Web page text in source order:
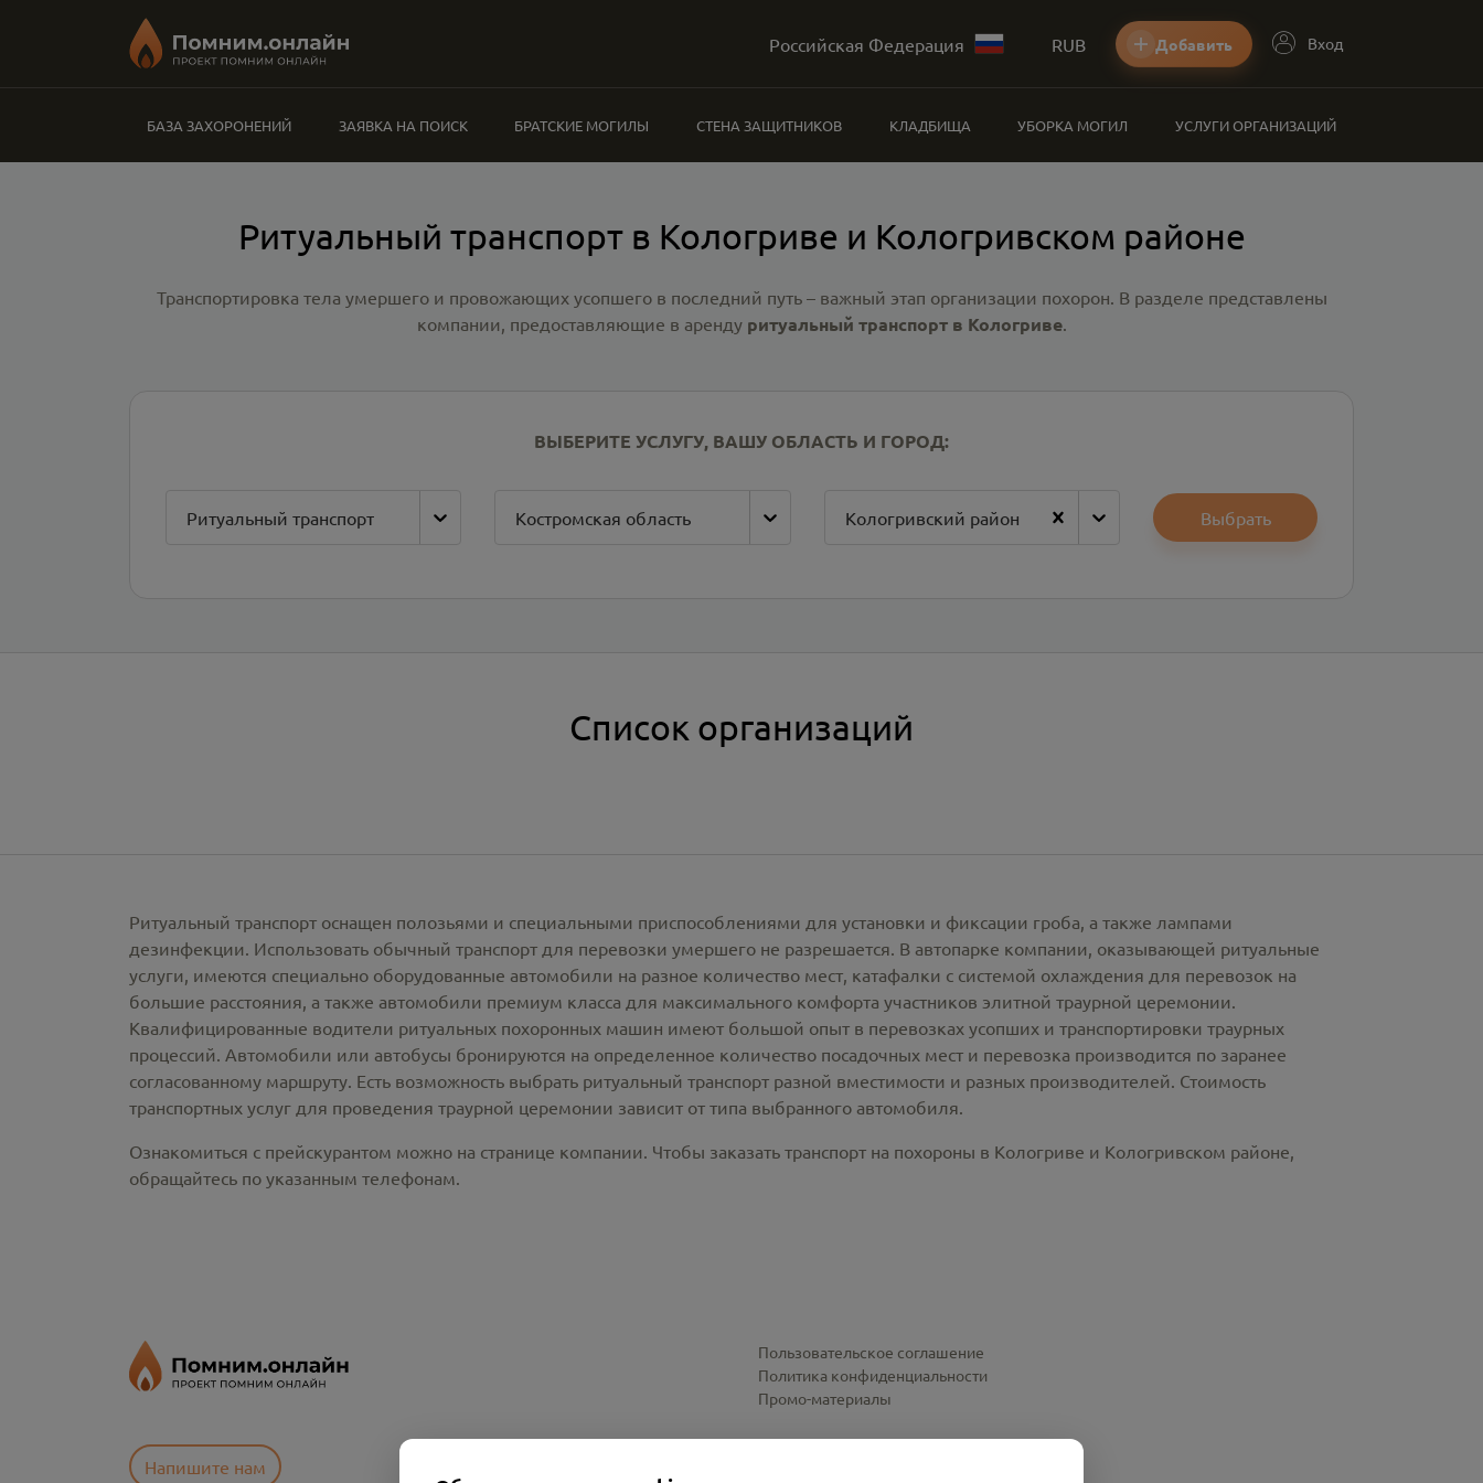
Российская Федерация RUB Добавить Вход
БАЗА ЗАХОРОНЕНИЙ ЗАЯВКА НА ПОИСК БРАТСКИЕ МОГИЛЫ СТЕНА ЗАЩИТНИКОВ КЛАДБИЩА УБОРКА МОГИЛ УСЛУГИ ОРГАНИЗАЦИЙ
Ритуальный транспорт в Кологриве и Кологривском районе
Транспортировка тела умершего и провожающих усопшего в последний путь – важный этап организации похорон. В разделе представлены
компании, предоставляющие в аренду ритуальный транспорт в Кологриве.
ВЫБЕРИТЕ УСЛУГУ, ВАШУ ОБЛАСТЬ И ГОРОД:
Ритуальный транспорт Костромская область Кологривский район Выбрать
Список организаций
Ритуальный транспорт оснащен полозьями и специальными приспособлениями для установки и фиксации гроба, а также лампами
дезинфекции. Использовать обычный транспорт для перевозки умершего не разрешается. В автопарке компании, оказывающей ритуальные
услуги, имеются специально оборудованные автомобили на разное количество мест, катафалки с системой охлаждения для перевозок на
большие расстояния, а также автомобили премиум класса для максимального комфорта участников элитной траурной церемонии.
Квалифицированные водители ритуальных похоронных машин имеют большой опыт в перевозках усопших и транспортировки траурных
процессий. Автомобили или автобусы бронируются на определенное количество посадочных мест и перевозка производится по заранее
согласованному маршруту. Есть возможность выбрать ритуальный транспорт разной вместимости и разных производителей. Стоимость
транспортных услуг для проведения траурной церемонии зависит от типа выбранного автомобиля.
Ознакомиться с прейскурантом можно на странице компании. Чтобы заказать транспорт на похороны в Кологриве и Кологривском районе,
обращайтесь по указанным телефонам.
Напишите нам
Пользовательское соглашение
Политика конфиденциальности
Промо-материалы